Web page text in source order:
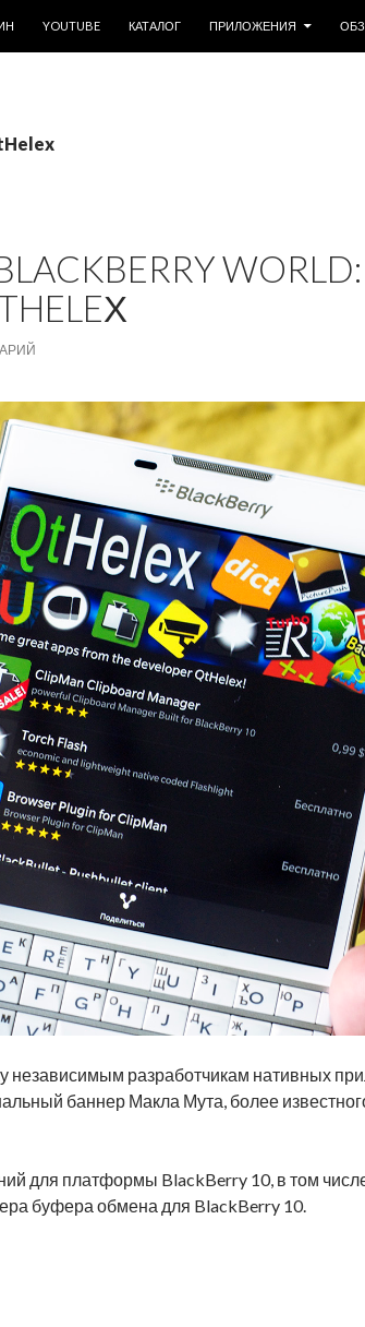
YOUTUBE КАТАЛОГ ПРИЛОЖЕНИЯ
WORLD:
независимым разработчикам нативных
баннер Макла Мута, более
для платформы BlackBerry 10, в том
буфера обмена для BlackBerry 10.
приложения от QtHeleх